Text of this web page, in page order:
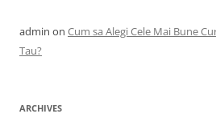
admin on Cum sa Alegi Cele Mai Bune
Tau?
ARCHIVES